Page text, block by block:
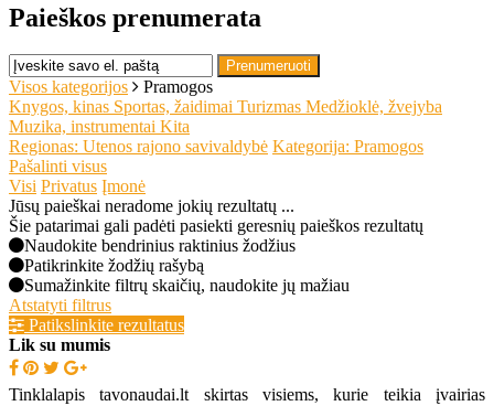
Paieškos prenumerata
Prenumeruoti
Visos kategorijos
Pramogos
Knygos, kinas Sportas, žaidimai Turizmas Medžioklė, žvejyba
Muzika, instrumentai Kita
Regionas: Utenos rajono savivaldybė Kategorija: Pramogos
Pašalinti visus
Visi Privatus Įmonė
Jūsų paieškai neradome jokių rezultatų ...
Šie patarimai gali padėti pasiekti geresnių paieškos rezultatų
Naudokite bendrinius raktinius žodžius
Patikrinkite žodžių rašybą
Sumažinkite filtrų skaičių, naudokite jų mažiau
Atstatyti filtrus
Patikslinkite rezultatus
Lik su mumis
Tinklalapis tavonaudai.lt skirtas visiems, kurie teikia įvairias